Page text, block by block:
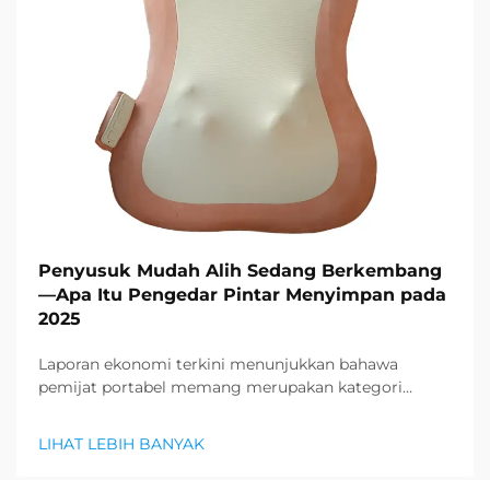
Penyusuk Mudah Alih Sedang Berkembang
—Apa Itu Pengedar Pintar Menyimpan pada
2025
Laporan ekonomi terkini menunjukkan bahawa
pemijat portabel memang merupakan kategori
relaksasi sedang muncul. Pengedar sudah
LIHAT LEBIH BANYAK